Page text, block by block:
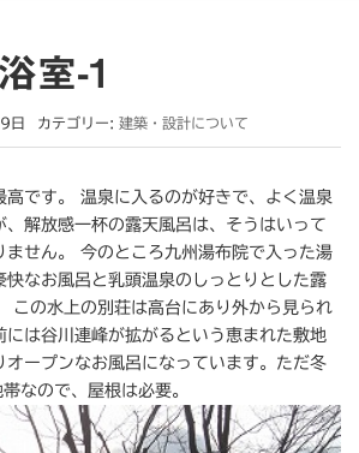
室-1
日 カテゴリー: 建築・設計について
高です。 温泉に入るのが好きで、よく温泉
、解放感一杯の露天風呂は、そうはいって
ません。 今のところ九州湯布院で入った湯
快なお風呂と乳頭温泉のしっとりとした露
この水上の別荘は高台にあり外から見られ
には谷川連峰が拡がるという恵まれた敷地
オープンなお風呂になっています。ただ冬
なので、屋根は必要。